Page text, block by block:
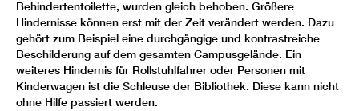
Behindertentoilette, wurden gleich behoben. Größere
Hindernisse können erst mit der Zeit verändert werden. Dazu
gehört zum Beispiel eine durchgängige und kontrastreiche
Beschilderung auf dem gesamten Campusgelände. Ein
weiteres Hindernis für Rollstuhlfahrer oder Personen mit
Kinderwagen ist die Schleuse der Bibliothek. Diese kann nicht
ohne Hilfe passiert werden.